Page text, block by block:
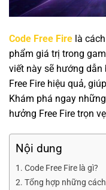
Code Free Fire là
phẩm giá trị trong
viết này sẽ hướng
Free Fire hiệu quả,
Khám phá ngay
hưởng Free Fire trọn
Nội dung
Code Free Fire là gì?
Tổng hợp những